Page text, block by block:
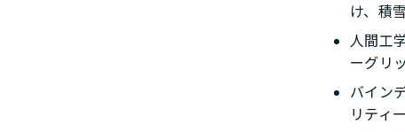
け、積
人間工
ーグリ
バイン
リティ